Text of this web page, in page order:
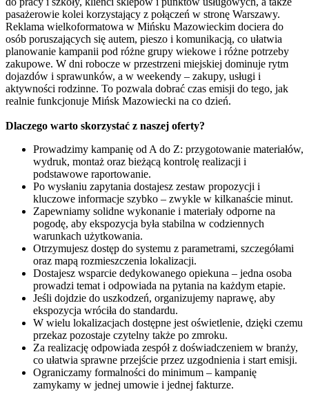
pasażerowie kolei korzystający z połączeń w stronę Warszawy.
Reklama wielkoformatowa w Mińsku Mazowieckim dociera do
osób poruszających się autem, pieszo i komunikacją, co ułatwia
planowanie kampanii pod różne grupy wiekowe i różne potrzeby
zakupowe. W dni robocze w przestrzeni miejskiej dominuje rytm
dojazdów i sprawunków, a w weekendy – zakupy, usługi i
aktywności rodzinne. To pozwala dobrać czas emisji do tego, jak
realnie funkcjonuje Mińsk Mazowiecki na co dzień.
Dlaczego warto skorzystać z naszej oferty?
Prowadzimy kampanię od A do Z: przygotowanie materiałów,
wydruk, montaż oraz bieżącą kontrolę realizacji i
podstawowe raportowanie.
Po wysłaniu zapytania dostajesz zestaw propozycji i
kluczowe informacje szybko – zwykle w kilkanaście minut.
Zapewniamy solidne wykonanie i materiały odporne na
pogodę, aby ekspozycja była stabilna w codziennych
warunkach użytkowania.
Otrzymujesz dostęp do systemu z parametrami, szczegółami
oraz mapą rozmieszczenia lokalizacji.
Dostajesz wsparcie dedykowanego opiekuna – jedna osoba
prowadzi temat i odpowiada na pytania na każdym etapie.
Jeśli dojdzie do uszkodzeń, organizujemy naprawę, aby
ekspozycja wróciła do standardu.
W wielu lokalizacjach dostępne jest oświetlenie, dzięki czemu
przekaz pozostaje czytelny także po zmroku.
Za realizację odpowiada zespół z doświadczeniem w branży,
co ułatwia sprawne przejście przez uzgodnienia i start emisji.
Ograniczamy formalności do minimum – kampanię
zamykamy w jednej umowie i jednej fakturze.